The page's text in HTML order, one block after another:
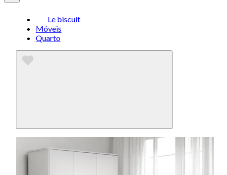
Le biscuit
Móveis
Quarto